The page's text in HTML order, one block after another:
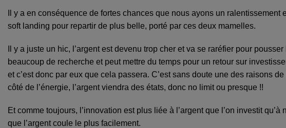
Il y a en conséquence de fortes chances que nous ayons un
soft landing pour repartir de plus belle, porté par ces deux mamelles.
Il y a juste un hic, l’argent est devenu trop cher et va se raréfier pour
beaucoup de recherche et peut mettre du temps pour un retour sur
et c’est donc par eux que cela passera. C’est sans doute une des raisons
côté de l’énergie, l’argent viendra des états, donc no limit ou presque !!
Et comme toujours, l’innovation est plus liée à l’argent que l’on investit qu’à
que l’argent coule le plus facilement.